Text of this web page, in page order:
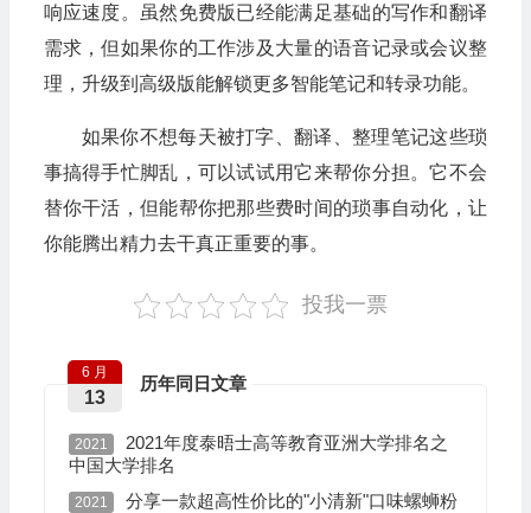
响应速度。虽然免费版已经能满足基础的写作和翻译
需求，但如果你的工作涉及大量的语音记录或会议整
理，升级到高级版能解锁更多智能笔记和转录功能。
如果你不想每天被打字、翻译、整理笔记这些琐
事搞得手忙脚乱，可以试试用它来帮你分担。它不会
替你干活，但能帮你把那些费时间的琐事自动化，让
你能腾出精力去干真正重要的事。
投我一票
历年同日文章
6 月
13
2021
2021年度泰晤士高等教育亚洲大学排名之
中国大学排名
2021 分享一款超高性价比的"小清新"口味螺蛳粉